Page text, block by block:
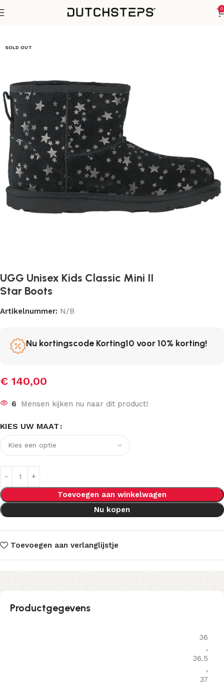
0
SOLD OUT
UGG Unisex Kids Classic Mini II
Star Boots
Artikelnummer: N/B
Nu kortingscode Korting10 voor 10% korting!
€ 140,00
6 Mensen kijken nu naar dit product!
KIES UW MAAT
Toevoegen aan winkelwagen
Nu kopen
Toevoegen aan verlanglijstje
Productgegevens
36
,
36.5
,
37